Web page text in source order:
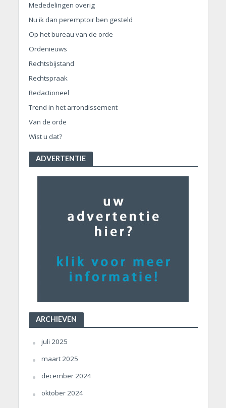
Mededelingen overig
Nu ik dan peremptoir ben gesteld
Op het bureau van de orde
Ordenieuws
Rechtsbijstand
Rechtspraak
Redactioneel
Trend in het arrondissement
Van de orde
Wist u dat?
ADVERTENTIE
ARCHIEVEN
juli 2025
maart 2025
december 2024
oktober 2024